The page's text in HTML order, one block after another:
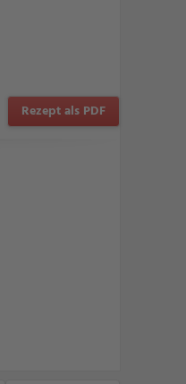
Rezept als PDF